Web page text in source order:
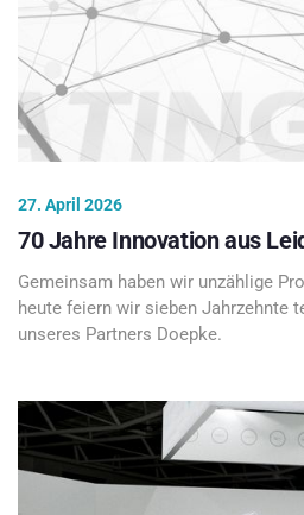
27. April 2026
70 Jahre Innovation aus
Gemeinsam haben wir unzählige
heute feiern wir sieben Jahrzehnte
unseres Partners Doepke.